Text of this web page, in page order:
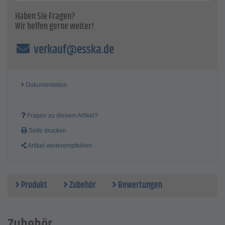
Haben Sie Fragen?
Wir helfen gerne weiter!
verkauf@esska.de
Dokumentation
Fragen zu diesem Artikel?
Seite drucken
Artikel weiterempfehlen
Produkt Zubehör Bewertungen